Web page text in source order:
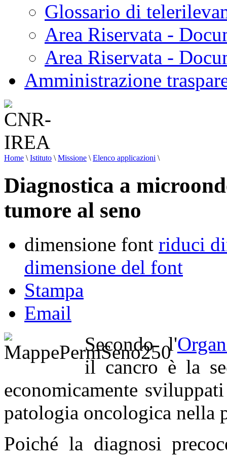
Glossario di
Area Riservata -
Area Riservata -
Amministrazione
Home \ Istituto \ Missione \ Elenco applicazioni \
Diagnostica a
tumore al seno
dimensione font riduci
dimensione del font
Stampa
Email
Secondo l'
il cancro è la
economicamente
patologia oncologica nella
Poiché la diagnosi